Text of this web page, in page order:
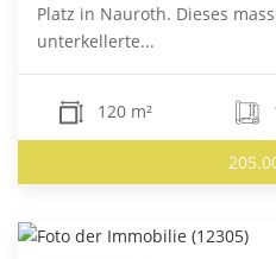
Platz in Nauroth. Dieses
unterkellerte...
120 m²